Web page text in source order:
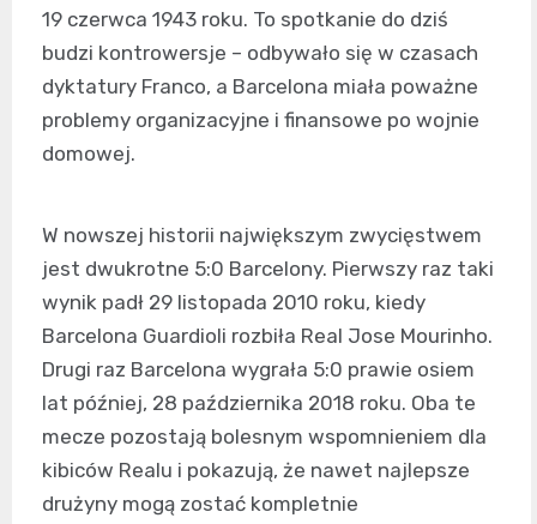
19 czerwca 1943 roku. To spotkanie do dziś
budzi kontrowersje – odbywało się w czasach
dyktatury Franco, a Barcelona miała poważne
problemy organizacyjne i finansowe po wojnie
domowej.
W nowszej historii największym zwycięstwem
jest dwukrotne 5:0 Barcelony. Pierwszy raz taki
wynik padł 29 listopada 2010 roku, kiedy
Barcelona Guardioli rozbiła Real Jose Mourinho.
Drugi raz Barcelona wygrała 5:0 prawie osiem
lat później, 28 października 2018 roku. Oba te
mecze pozostają bolesnym wspomnieniem dla
kibiców Realu i pokazują, że nawet najlepsze
drużyny mogą zostać kompletnie